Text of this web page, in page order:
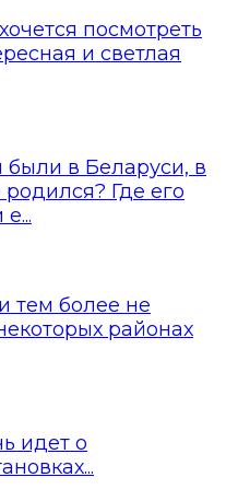
посмотреть
и светлая
в Беларуси, в
Где его
тем более не
районах
идет о